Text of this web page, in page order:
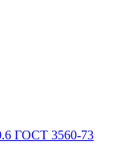
ГОСТ 3560-73